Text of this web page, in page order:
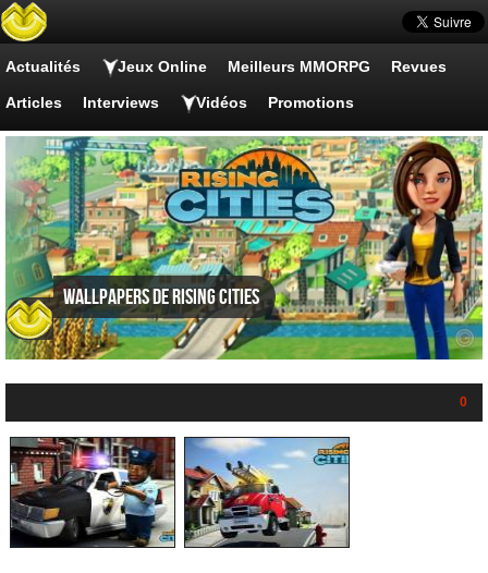
Actualités Jeux Online Meilleurs MMORPG Revues
Articles Interviews Vidéos Promotions
Wallpapers de Rising Cities
0